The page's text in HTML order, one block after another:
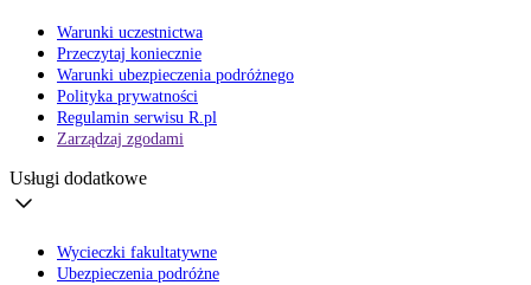
Warunki uczestnictwa
Przeczytaj koniecznie
Warunki ubezpieczenia podróżnego
Polityka prywatności
Regulamin serwisu R.pl
Zarządzaj zgodami
Usługi dodatkowe
Wycieczki fakultatywne
Ubezpieczenia podróżne